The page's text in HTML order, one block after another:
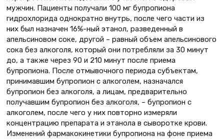
мужчин. Пациенты получали 100 мг бупропиона
гидрохлорида однократно внутрь, после чего части из
них был назначен 16%-ный этанол, разведенный в
апельсиновом соке, другой – равный объем апельсинового
сока без алкоголя, который они потребляли за 30 минут
до, а также через 90 и 210 минут после приема
бупропиона. После отмывочного периода субъектам,
принимавшим бупропион с алкоголем, назначался
бупропион без алкоголя, а лицам, предварительно
получавшим бупропион без алкоголя, – бупропион с
алкоголем, после чего у них повторно измеряли
концентрацию препарата и этанола в сыворотке крови.
Изменений фармакокинетики бупропиона на фоне приема